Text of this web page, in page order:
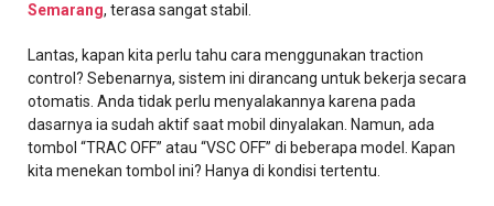
Semarang, terasa sangat stabil.
Lantas, kapan kita perlu tahu cara menggunakan traction
control? Sebenarnya, sistem ini dirancang untuk bekerja secara
otomatis. Anda tidak perlu menyalakannya karena pada
dasarnya ia sudah aktif saat mobil dinyalakan. Namun, ada
tombol “TRAC OFF” atau “VSC OFF” di beberapa model. Kapan
kita menekan tombol ini? Hanya di kondisi tertentu.